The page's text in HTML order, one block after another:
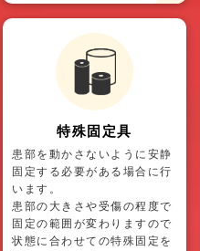
特殊固定具
患部を動かさないように安静
固定する必要がある場合に行
います。
患部の大きさや受傷の程度で
固定の範囲が変わりますので
状態に合わせての特殊固定を